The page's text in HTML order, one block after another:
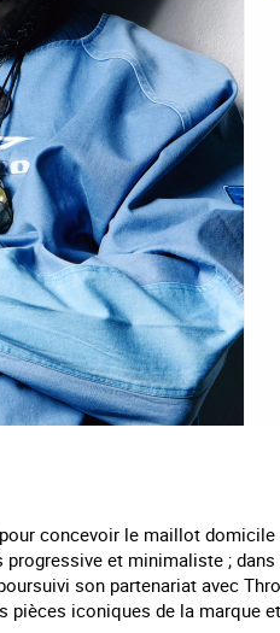
concevoir le maillot domicile
et minimaliste ; dans
son partenariat avec
pièces iconiques de la marque